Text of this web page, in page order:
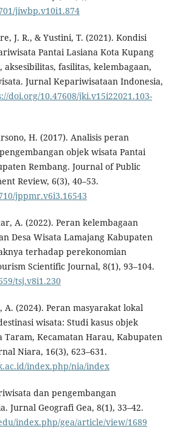
jiwbp.v10i1.874
J. R., & Yustini, T. (2021). Kondisi
Pantai Lasiana Kota Kupang
fasilitas, kelembagaan,
Jurnal Kepariwisataan Indonesia,
doi.org/10.47608/jki.v15i22021.103-
H. (2017). Analisis peran
objek wisata Pantai
Rembang. Journal of Public
Review, 6(3), 40–53.
jppmr.v6i3.16543
A. (2022). Peran kelembagaan
Desa Wisata Lamajang Kabupaten
terhadap perekonomian
Scientific Journal, 8(1), 93–104.
tsj.v8i1.230
A. (2024). Peran masyarakat lokal
wisata: Studi kasus objek
Taram, Kecamatan Harau, Kabupaten
Niara, 16(3), 623–631.
index.php/nia/index
dan pengembangan
Jurnal Geografi Gea, 8(1), 33–42.
index.php/gea/article/view/1689